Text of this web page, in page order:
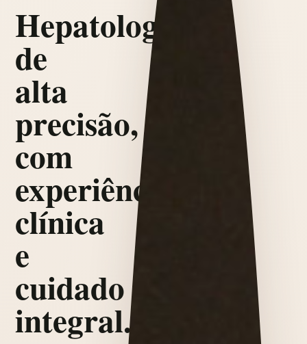
Hepatologia
de
alta
precisão,
com
experiência
clínica
e
cuidado
integral.